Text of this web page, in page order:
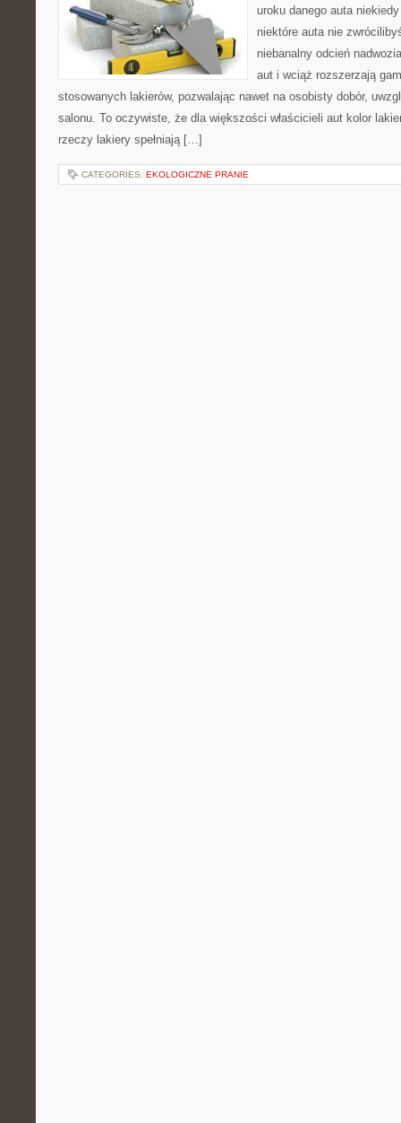
uroku danego auta
niektóre auta nie
niebanalny odcień
aut i wciąż rozszerzają
stosowanych lakierów, pozwalając nawet na osobisty dobór,
salonu. To oczywiste, że dla większości właścicieli aut kolor
rzeczy lakiery spełniają […]
CATEGORIES: EKOLOGICZNE PRANIE